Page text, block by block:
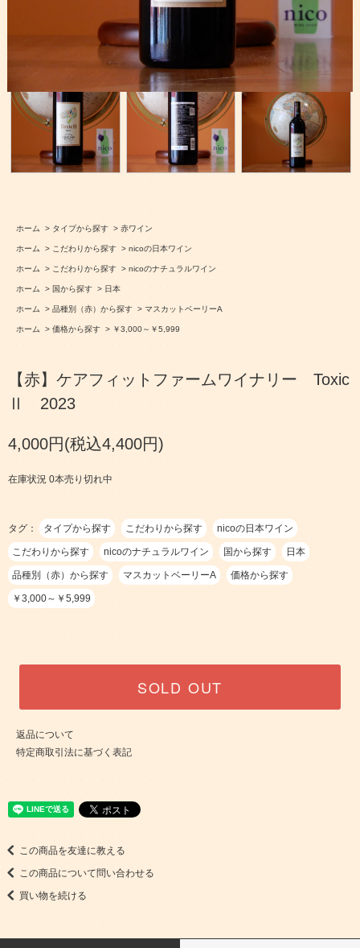
ホーム > タイプから探す > 赤ワイン
ホーム > こだわりから探す > nicoの日本ワイン
ホーム > こだわりから探す > nicoのナチュラルワイン
ホーム > 国から探す > 日本
ホーム > 品種別（赤）から探す > マスカットベーリーA
ホーム > 価格から探す > ￥3,000～￥5,999
【赤】ケアフィットファームワイナリー Toxic
Ⅱ 2023
4,000円(税込4,400円)
在庫状況 0本売り切れ中
タグ： タイプから探す こだわりから探す nicoの日本ワイン
こだわりから探す nicoのナチュラルワイン 国から探す 日本
品種別（赤）から探す マスカットベーリーA 価格から探す
￥3,000～￥5,999
SOLD OUT
返品について
特定商取引法に基づく表記
この商品を友達に教える
この商品について問い合わせる
買い物を続ける